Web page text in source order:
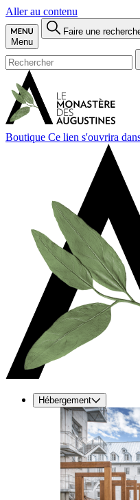
Aller au contenu
Menu
Faire une
Boutique Ce lien s'ouvrira
Hébergement